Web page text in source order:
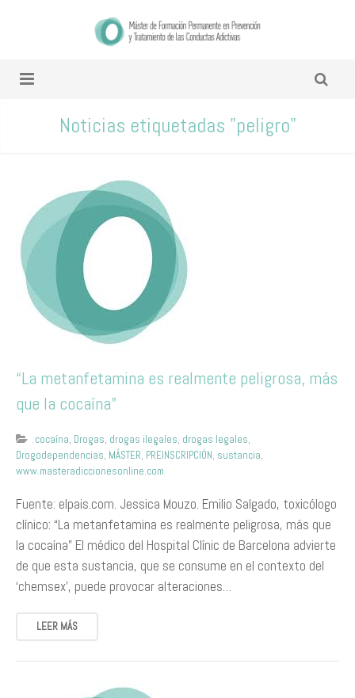
Noticias etiquetadas "peligro"
“La metanfetamina es realmente peligrosa, más
que la cocaína”
cocaína, Drogas, drogas ilegales, drogas legales,
Drogodependencias, MÁSTER, PREINSCRIPCIÓN, sustancia,
www.masteradiccionesonline.com
Fuente: elpais.com. Jessica Mouzo. Emilio Salgado, toxicólogo
clínico: “La metanfetamina es realmente peligrosa, más que
la cocaína” El médico del Hospital Clínic de Barcelona advierte
de que esta sustancia, que se consume en el contexto del
‘chemsex’, puede provocar alteraciones…
LEER MÁS